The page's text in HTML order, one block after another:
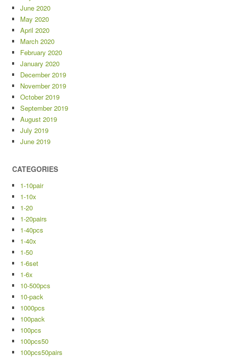
June 2020
May 2020
April 2020
March 2020
February 2020
January 2020
December 2019
November 2019
October 2019
September 2019
August 2019
July 2019
June 2019
CATEGORIES
1-10pair
1-10x
1-20
1-20pairs
1-40pcs
1-40x
1-50
1-6set
1-6x
10-500pcs
10-pack
1000pcs
100pack
100pcs
100pcs50
100pcs50pairs